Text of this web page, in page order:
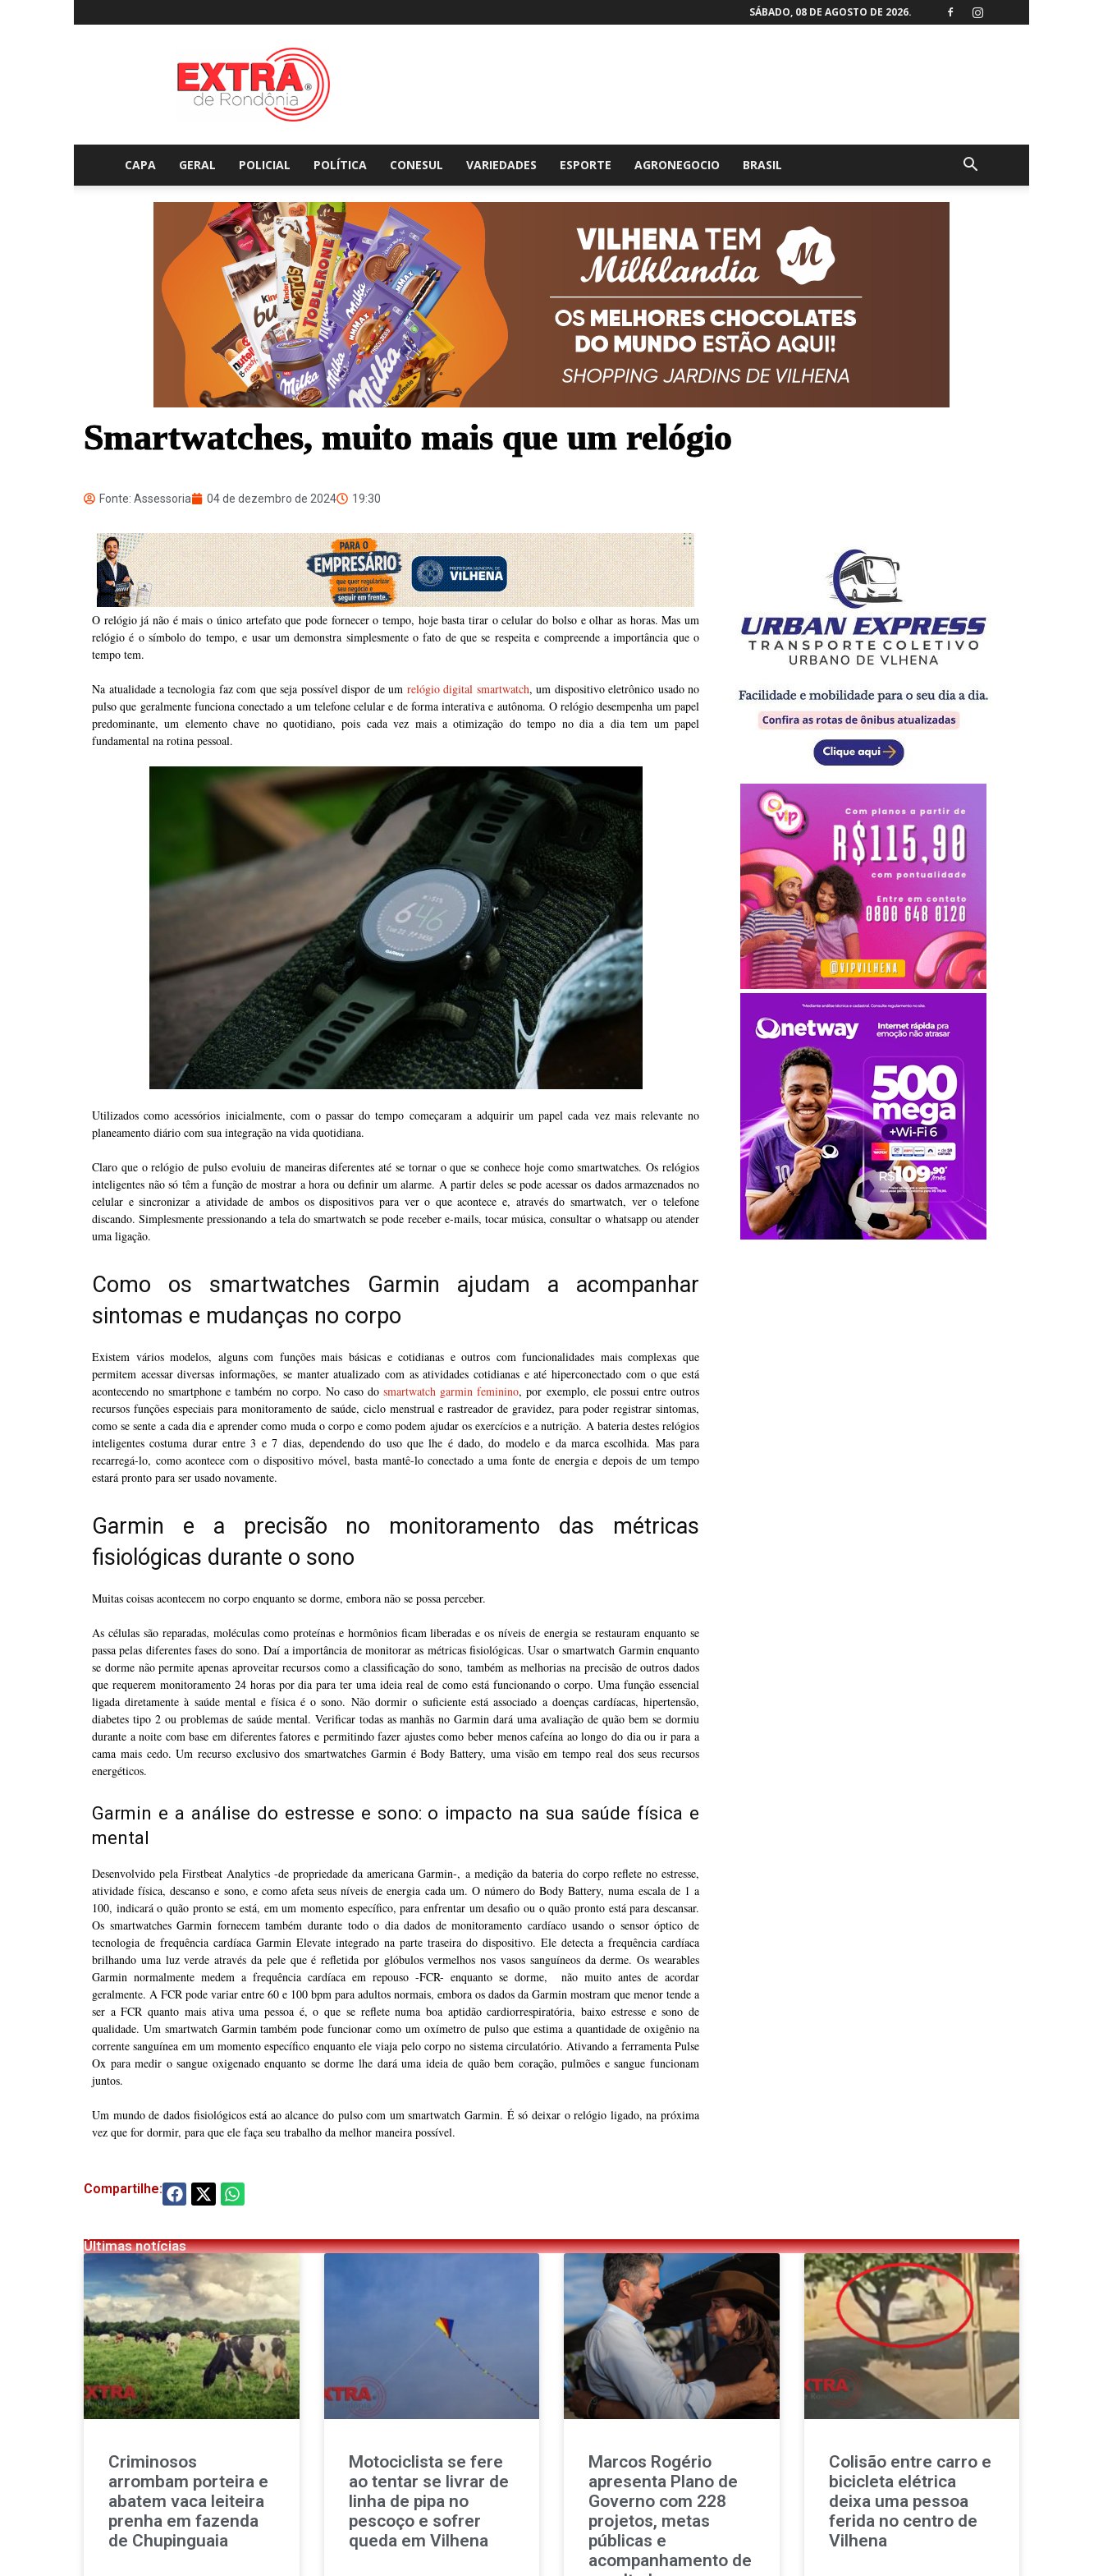
SÁBADO, 08 DE AGOSTO DE 2026.
Extraderondonia.com.br
CAPA GERAL POLICIAL POLÍTICA CONESUL VARIEDADES ESPORTE AGRONEGOCIO BRASIL
Smartwatches, muito mais que um relógio
Fonte: Assessoria 04 de dezembro de 2024 19:30
O relógio já não é mais o único artefato que pode fornecer o tempo, hoje basta tirar o celular do bolso e olhar as horas. Mas um
relógio é o símbolo do tempo, e usar um demonstra simplesmente o fato de que se respeita e compreende a importância que o
tempo tem.
Na atualidade a tecnologia faz com que seja possível dispor de um relógio digital smartwatch, um dispositivo eletrônico usado no
pulso que geralmente funciona conectado a um telefone celular e de forma interativa e autônoma. O relógio desempenha um papel
predominante, um elemento chave no quotidiano, pois cada vez mais a otimização do tempo no dia a dia tem um papel
fundamental na rotina pessoal.
Utilizados como acessórios inicialmente, com o passar do tempo começaram a adquirir um papel cada vez mais relevante no
planeamento diário com sua integração na vida quotidiana.
Claro que o relógio de pulso evoluiu de maneiras diferentes até se tornar o que se conhece hoje como smartwatches. Os relógios
inteligentes não só têm a função de mostrar a hora ou definir um alarme. A partir deles se pode acessar os dados armazenados no
celular e sincronizar a atividade de ambos os dispositivos para ver o que acontece e, através do smartwatch, ver o telefone
discando. Simplesmente pressionando a tela do smartwatch se pode receber e-mails, tocar música, consultar o whatsapp ou atender
uma ligação.
Como os smartwatches Garmin ajudam a acompanhar
sintomas e mudanças no corpo
Existem vários modelos, alguns com funções mais básicas e cotidianas e outros com funcionalidades mais complexas que
permitem acessar diversas informações, se manter atualizado com as atividades cotidianas e até hiperconectado com o que está
acontecendo no smartphone e também no corpo. No caso dosmartwatch garmin feminino, por exemplo, ele possui entre outros
recursos funções especiais para monitoramento de saúde, ciclo menstrual e rastreador de gravidez, para poder registrar sintomas,
como se sente a cada dia e aprender como muda o corpo e como podem ajudar os exercícios e a nutrição. A bateria destes relógios
inteligentes costuma durar entre 3 e 7 dias, dependendo do uso que lhe é dado, do modelo e da marca escolhida. Mas para
recarregá-lo, como acontece com o dispositivo móvel, basta mantê-lo conectado a uma fonte de energia e depois de um tempo
estará pronto para ser usado novamente.
Garmin e a precisão no monitoramento das métricas
fisiológicas durante o sono
Muitas coisas acontecem no corpo enquanto se dorme, embora não se possa perceber.
As células são reparadas, moléculas como proteínas e hormônios ficam liberadas e os níveis de energia se restauram enquanto se
passa pelas diferentes fases do sono. Daí a importância de monitorar as métricas fisiológicas. Usar o smartwatch Garmin enquanto
se dorme não permite apenas aproveitar recursos como a classificação do sono, também as melhorias na precisão de outros dados
que requerem monitoramento 24 horas por dia para ter uma ideia real de como está funcionando o corpo. Uma função essencial
ligada diretamente à saúde mental e física é o sono. Não dormir o suficiente está associado a doenças cardíacas, hipertensão,
diabetes tipo 2 ou problemas de saúde mental. Verificar todas as manhãs no Garmin dará uma avaliação de quão bem se dormiu
durante a noite com base em diferentes fatores e permitindo fazer ajustes como beber menos cafeína ao longo do dia ou ir para a
cama mais cedo. Um recurso exclusivo dos smartwatches Garmin é Body Battery, uma visão em tempo real dos seus recursos
energéticos.
Garmin e a análise do estresse e sono: o impacto na sua saúde física e
mental
Desenvolvido pela Firstbeat Analytics -de propriedade da americana Garmin-, a medição da bateria do corpo reflete no estresse,
atividade física, descanso e sono, e como afeta seus níveis de energia cada um. O número do Body Battery, numa escala de 1 a
100, indicará o quão pronto se está, em um momento específico, para enfrentar um desafio ou o quão pronto está para descansar.
Os smartwatches Garmin fornecem também durante todo o dia dados de monitoramento cardíaco usando o sensor óptico de
tecnologia de frequência cardíaca Garmin Elevate integrado na parte traseira do dispositivo. Ele detecta a frequência cardíaca
brilhando uma luz verde através da pele que é refletida por glóbulos vermelhos nos vasos sanguíneos da derme. Os wearables
Garmin normalmente medem a frequência cardíaca em repouso -FCR- enquanto se dorme, não muito antes de acordar
geralmente. A FCR pode variar entre 60 e 100 bpm para adultos normais, embora os dados da Garmin mostram que menor tende a
ser a FCR quanto mais ativa uma pessoa é, o que se reflete numa boa aptidão cardiorrespiratória, baixo estresse e sono de
qualidade. Um smartwatch Garmin também pode funcionar como um oxímetro de pulso que estima a quantidade de oxigênio na
corrente sanguínea em um momento específico enquanto ele viaja pelo corpo no sistema circulatório. Ativando a ferramenta Pulse
Ox para medir o sangue oxigenado enquanto se dorme lhe dará uma ideia de quão bem coração, pulmões e sangue funcionam
juntos.
Um mundo de dados fisiológicos está ao alcance do pulso com um smartwatch Garmin. É só deixar o relógio ligado, na próxima
vez que for dormir, para que ele faça seu trabalho da melhor maneira possível.
Compartilhe:
Últimas notícias
Criminosos
arrombam porteira e
abatem vaca leiteira
prenha em fazenda
de Chupinguaia
Motociclista se fere
ao tentar se livrar de
linha de pipa no
pescoço e sofrer
queda em Vilhena
Marcos Rogério
apresenta Plano de
Governo com 228
projetos, metas
públicas e
acompanhamento de
Colisão entre carro e
bicicleta elétrica
deixa uma pessoa
ferida no centro de
Vilhena